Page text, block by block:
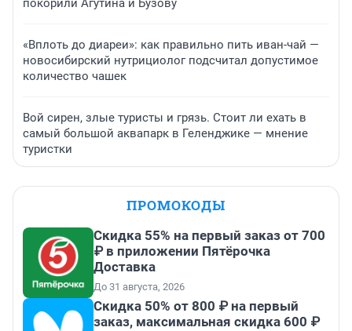
покорили Агутина и Бузову
«Вплоть до диареи»: как правильно пить иван-чай —
новосибирский нутрициолог подсчитал допустимое
количество чашек
Вой сирен, злые туристы и грязь. Стоит ли ехать в
самый большой аквапарк в Геленджике — мнение
туристки
ПРОМОКОДЫ
Скидка 55% на первый заказ от 700
₽ в приложении Пятёрочка
Доставка
До 31 августа, 2026
Скидка 50% от 800 ₽ на первый
заказ, максимальная скидка 600 ₽